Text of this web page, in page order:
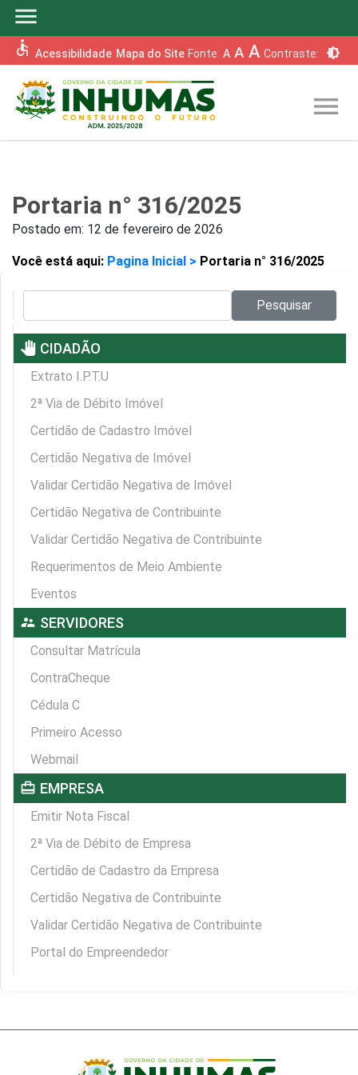
menu
accessible Acessibilidade Mapa do Site Fonte: A A A Contraste: brightness_6
menu
Portaria n° 316/2025
Postado em: 12 de fevereiro de 2026
Você está aqui: Pagina Inicial > Portaria n° 316/2025
Pesquisar
pan_tool CIDADÃO
Extrato I.P.T.U
2ª Via de Débito Imóvel
Certidão de Cadastro Imóvel
Certidão Negativa de Imóvel
Validar Certidão Negativa de Imóvel
Certidão Negativa de Contribuinte
Validar Certidão Negativa de Contribuinte
Requerimentos de Meio Ambiente
Eventos
supervisor_account SERVIDORES
Consultar Matrícula
ContraCheque
Cédula C
Primeiro Acesso
Webmail
card_travel EMPRESA
Emitir Nota Fiscal
2ª Via de Débito de Empresa
Certidão de Cadastro da Empresa
Certidão Negativa de Contribuinte
Validar Certidão Negativa de Contribuinte
Portal do Empreendedor